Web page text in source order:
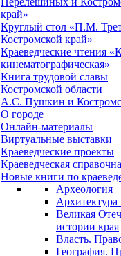
край»
Круглый стол «П.М.
Костромской край»
Краеведческие чтения
кинематографическая»
Книга трудовой славы
Костромской области
А.С. Пушкин и
О городе
Онлайн-материалы
Виртуальные выставки
Краеведческие проекты
Краеведческая
Новые книги по
Археология
Архитектура
Великая
истории края
Власть.
География.